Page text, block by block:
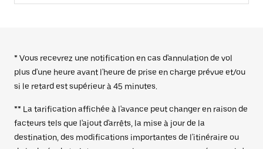
* Vous recevrez une notification en cas d'annulation de vol
plus d'une heure avant l'heure de prise en charge prévue et/ou
si le retard est supérieur à 45 minutes.
** La tarification affichée à l'avance peut changer en raison de
facteurs tels que l'ajout d'arrêts, la mise à jour de la
destination, des modifications importantes de l'itinéraire ou